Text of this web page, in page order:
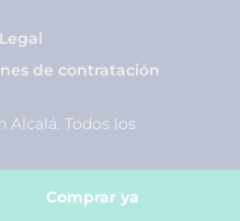
Comprar ya
de contratación
Todos los